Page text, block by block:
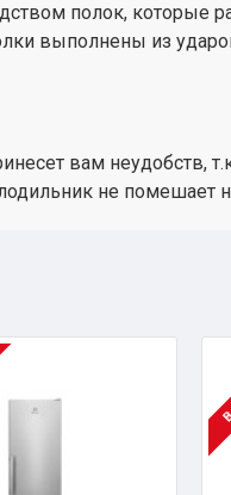
полок, которые
выполнены из
вам
не помешает